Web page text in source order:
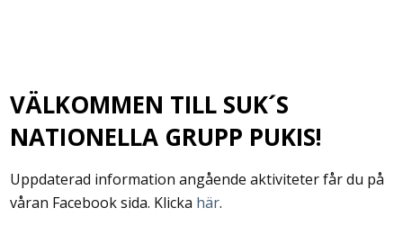
VÄLKOMMEN TILL SUK´S
NATIONELLA GRUPP PUKIS!
Uppdaterad information angående aktiviteter får du på
våran Facebook sida. Klicka här.